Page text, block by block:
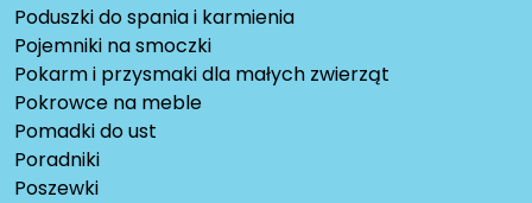
Poduszki do spania i karmienia
Pojemniki na smoczki
Pokarm i przysmaki dla małych zwierząt
Pokrowce na meble
Pomadki do ust
Poradniki
Poszewki